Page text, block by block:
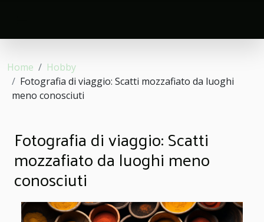
Home
Hobby
Fotografia di viaggio: Scatti mozzafiato da luoghi
meno conosciuti
Fotografia di viaggio: Scatti
mozzafiato da luoghi meno
conosciuti